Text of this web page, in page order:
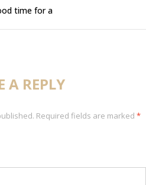
time for a
A REPLY
Required fields are marked *